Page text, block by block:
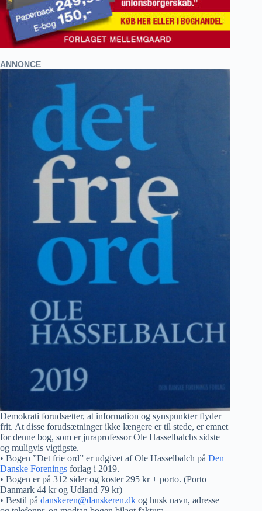
ANNONCE
Demokrati forudsætter, at information og synspunkter flyder
frit. At disse forudsætninger ikke længere er til stede, er emnet
for denne bog, som er juraprofessor Ole Hasselbalchs sidste
og muligvis vigtigste.
• Bogen ”Det frie ord” er udgivet af Ole Hasselbalch på Den
Danske Forenings forlag i 2019.
• Bogen er på 312 sider og koster 295 kr + porto. (Porto
Danmark 44 kr og Udland 79 kr)
• Bestil på danskeren@danskeren.dk og husk navn, adresse